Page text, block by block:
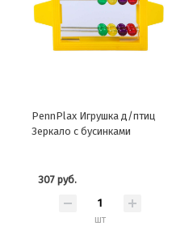
PennPlax Игрушка д/птиц
Зеркало с бусинками
307 руб.
шт